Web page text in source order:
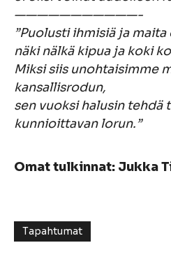
———————————-
”Puolusti ihmisiä ja maita
näki nälkä kipua ja koki
Miksi siis unohtaisimme
kansallisrodun,
sen vuoksi halusin tehdä
kunnioittavan lorun.”
Omat tulkinnat: Jukka
Tapahtumat